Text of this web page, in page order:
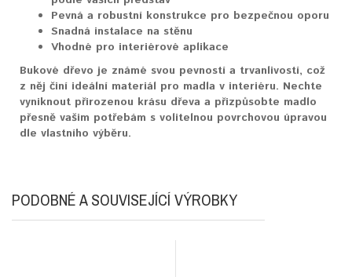
Pevná a robustní konstrukce pro bezpečnou oporu
Snadná instalace na stěnu
Vhodné pro interiérové aplikace
Bukové dřevo je známé svou pevností a trvanlivostí, což
z něj činí ideální materiál pro madla v interiéru. Nechte
vyniknout přirozenou krásu dřeva a přizpůsobte madlo
přesně vašim potřebám s volitelnou povrchovou úpravou
dle vlastního výběru.
PODOBNÉ A SOUVISEJÍCÍ VÝROBKY